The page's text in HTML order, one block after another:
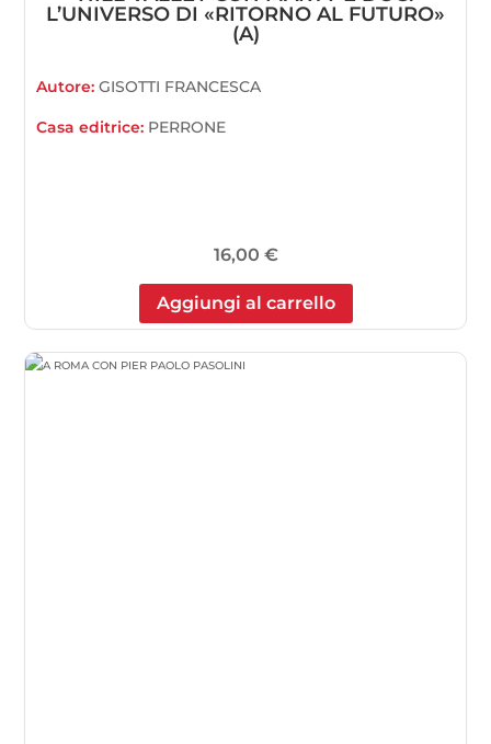
L’UNIVERSO DI «RITORNO AL FUTURO»
(A)
Autore:GISOTTI FRANCESCA
Casa editrice: PERRONE
16,00 €
Aggiungi al carrello